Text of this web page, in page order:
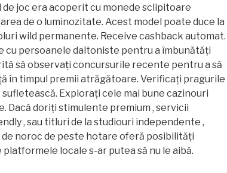
de joc era acoperit cu monede sclipitoare
de o luminozitate. Acest model poate duce la
wild permanente. Receive cashback automat.
cu persoanele daltoniste pentru a îmbunătăți
să observați concursurile recente pentru a să
în timpul premii atrăgătoare. Verificați pragurile
Explorați cele mai bune cazinouri
Dacă doriți stimulente premium , servicii
, sau titluri de la studiouri independente ,
noroc de peste hotare oferă posibilități
locale s-ar putea să nu le aibă.